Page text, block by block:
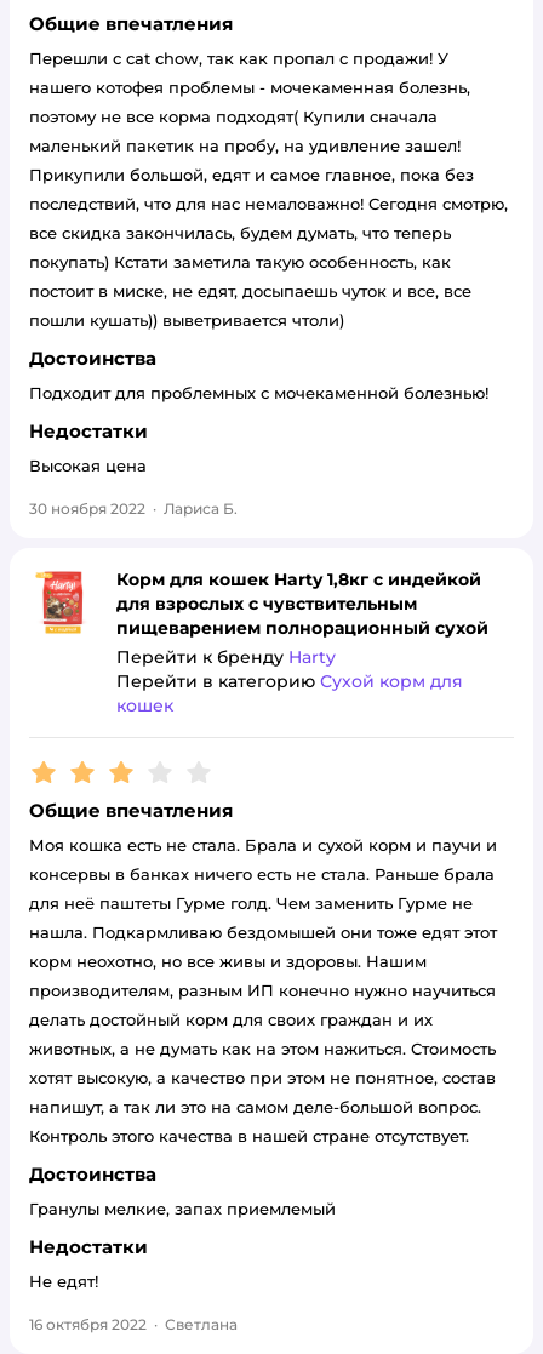
Общие впечатления
Перешли с cat chow, так как пропал с продажи! У
нашего котофея проблемы - мочекаменная болезнь,
поэтому не все корма подходят( Купили сначала
маленький пакетик на пробу, на удивление зашел!
Прикупили большой, едят и самое главное, пока без
последствий, что для нас немаловажно! Сегодня смотрю,
все скидка закончилась, будем думать, что теперь
покупать) Кстати заметила такую особенность, как
постоит в миске, не едят, досыпаешь чуток и все, все
пошли кушать)) выветривается чтоли)
Достоинства
Подходит для проблемных с мочекаменной болезнью!
Недостатки
Высокая цена
30 ноября 2022 · Лариса Б.
Корм для кошек Harty 1,8кг с индейкой
для взрослых с чувствительным
пищеварением полнорационный сухой
Перейти к бренду Harty
Перейти в категорию Сухой корм для
кошек
Рейтинг:3
Общие впечатления
Моя кошка есть не стала. Брала и сухой корм и паучи и
консервы в банках ничего есть не стала. Раньше брала
для неё паштеты Гурме голд. Чем заменить Гурме не
нашла. Подкармливаю бездомышей они тоже едят этот
корм неохотно, но все живы и здоровы. Нашим
производителям, разным ИП конечно нужно научиться
делать достойный корм для своих граждан и их
животных, а не думать как на этом нажиться. Стоимость
хотят высокую, а качество при этом не понятное, состав
напишут, а так ли это на самом деле-большой вопрос.
Контроль этого качества в нашей стране отсутствует.
Достоинства
Гранулы мелкие, запах приемлемый
Недостатки
Не едят!
16 октября 2022 · Светлана